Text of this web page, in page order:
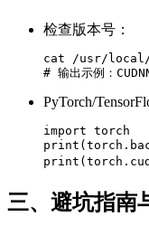
​​检查版本号​​：
cat /usr/local/
# 输出示例：
​​PyTorch/
import torch
三、避坑指南